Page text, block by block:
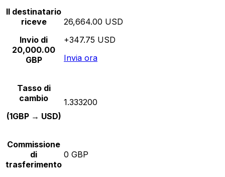
Il destinatario
riceve
Invio di
20,000.00
GBP
26,664.00 USD
+347.75 USD
Invia ora
Tasso di
cambio
(1GBP → USD)
1.333200
Commissione
di
trasferimento
0 GBP